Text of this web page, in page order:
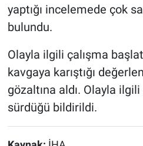
yaptığı incelemede çok
bulundu.
Olayla ilgili çalışma
kavgaya karıştığı
gözaltına aldı. Olayla
sürdüğü bildirildi.